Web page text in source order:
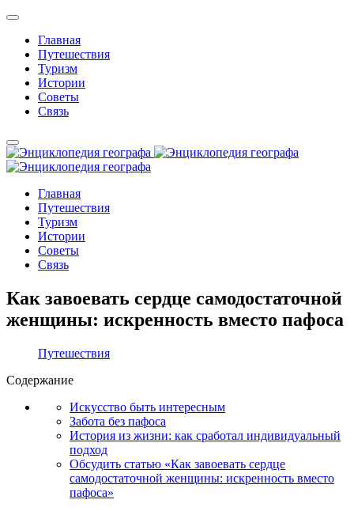
Главная
Путешествия
Туризм
Истории
Советы
Связь
Главная
Путешествия
Туризм
Истории
Советы
Связь
Как завоевать сердце самодостаточной
женщины: искренность вместо пафоса
Путешествия
Содержание
Искусство быть интересным
Забота без пафоса
История из жизни: как сработал индивидуальный
подход
Обсудить статью «Как завоевать сердце
самодостаточной женщины: искренность вместо
пафоса»